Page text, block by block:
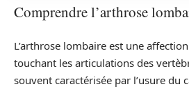
Comprendre l’arthrose
L’arthrose lombaire est une
touchant les articulations des
souvent caractérisée par l’usure du